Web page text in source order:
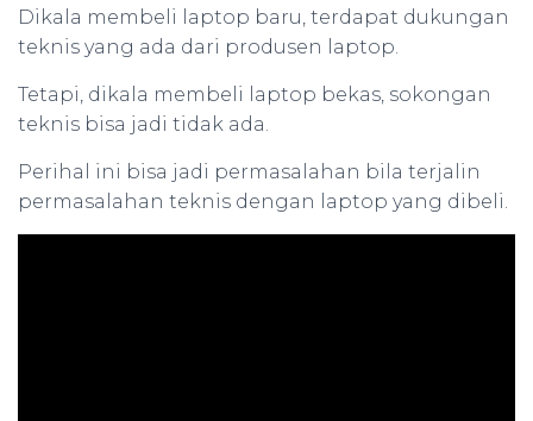
Dikala membeli laptop baru, terdapat dukungan
teknis yang ada dari produsen laptop.
Tetapi, dikala membeli laptop bekas, sokongan
teknis bisa jadi tidak ada.
Perihal ini bisa jadi permasalahan bila terjalin
permasalahan teknis dengan laptop yang dibeli.